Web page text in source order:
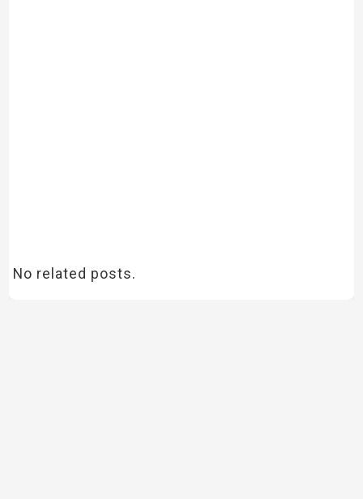
No related posts.